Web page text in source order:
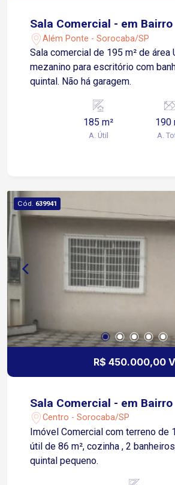
Sala Comercial - em Bairro
Além Ponte - Sorocaba/SP
Sala comercial de 195 m² de área
mezanino para escritório com banheiro, sala,
quintal. Não há garagem.
185 m²
A. Útil
190
A.
Cód. 639941
R$ 450.000,00 V
Sala Comercial - em Bairro
Centro - Sorocaba/SP
Imóvel Comercial com terreno de
útil de 86 m², cozinha , 2
quintal pequeno.